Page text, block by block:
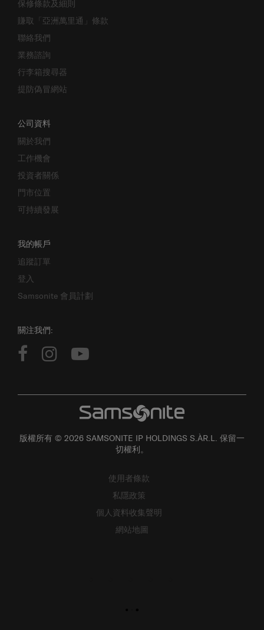
賺取「亞洲萬里通」條款
聯絡我們
業務諮詢
行李箱搜尋器
提防偽冒網站
關於我們
工作機會
投資者關係
門市位置
可持續發展
追蹤訂單
登入
Samsonite 會員計劃
切權利。
私隱政策
個人資料收集聲明
網站地圖